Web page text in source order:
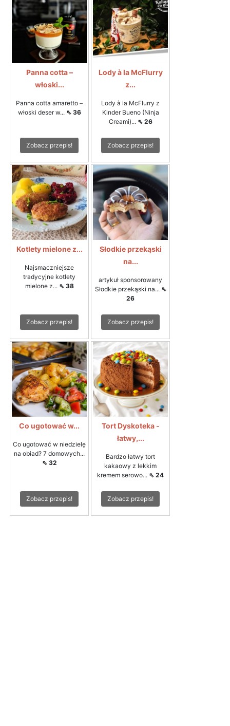
Panna cotta –
włoski...
Panna cotta amaretto –
włoski deser w... ⇖ 36
Zobacz przepis!
Lody à la McFlurry
z...
Lody à la McFlurry z
Kinder Bueno (Ninja
Creami)... ⇖ 26
Zobacz przepis!
Kotlety mielone z...
Najsmaczniejsze
tradycyjne kotlety
mielone z... ⇖ 38
Zobacz przepis!
Słodkie przekąski
na...
artykuł sponsorowany
Słodkie przekąski na... ⇖
26
Zobacz przepis!
Co ugotować w...
Co ugotować w niedzielę
na obiad? 7 domowych...
⇖ 32
Zobacz przepis!
Tort Dyskoteka -
łatwy,...
Bardzo łatwy tort
kakaowy z lekkim
kremem serowo... ⇖ 24
Zobacz przepis!